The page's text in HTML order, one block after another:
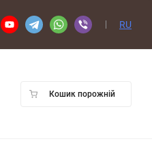
RU
Кошик порожній